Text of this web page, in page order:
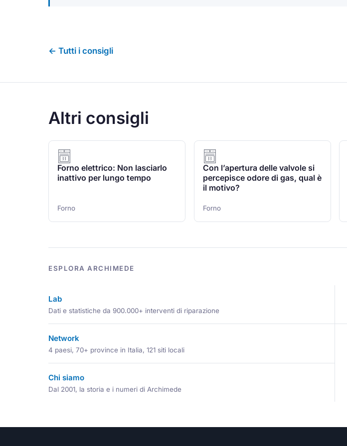
← Tutti i consigli
Altri consigli
Forno elettrico: Non lasciarlo
inattivo per lungo tempo
Forno
Con l’apertura delle valvole si
percepisce odore di gas, qual è
il motivo?
Forno
ESPLORA ARCHIMEDE
Lab
Dati e statistiche da 900.000+ interventi di riparazione
Network
4 paesi, 70+ province in Italia, 121 siti locali
Chi siamo
Dal 2001, la storia e i numeri di Archimede